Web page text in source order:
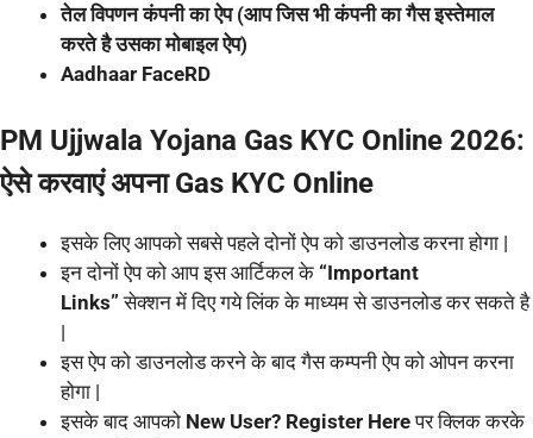
तेल विपणन कंपनी का ऐप (आप जिस भी कंपनी का गैस इस्तेमाल
करते है उसका मोबाइल ऐप)
Aadhaar FaceRD
PM Ujjwala Yojana Gas KYC Online 2026:
ऐसे करवाएं अपना Gas KYC Online
इसके लिए आपको सबसे पहले दोनों ऐप को डाउनलोड करना होगा |
इन दोनों ऐप को आप इस आर्टिकल के “Important
Links” सेक्शन में दिए गये लिंक के माध्यम से डाउनलोड कर सकते है
|
इस ऐप को डाउनलोड करने के बाद गैस कम्पनी ऐप को ओपन करना
होगा |
इसके बाद आपको New User? Register Hereपर क्लिक करके